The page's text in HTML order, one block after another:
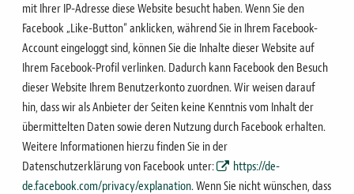
mit Ihrer IP-Adresse diese Website besucht haben. Wenn Sie den
Facebook „Like-Button“ anklicken, während Sie in Ihrem Facebook-
Account eingeloggt sind, können Sie die Inhalte dieser Website auf
Ihrem Facebook-Profil verlinken. Dadurch kann Facebook den Besuch
dieser Website Ihrem Benutzerkonto zuordnen. Wir weisendarauf
hin, dass wir als Anbieter der Seiten keine Kenntnis vom Inhalt der
übermittelten Daten sowie derenNutzung durch Facebook erhalten.
Weitere Informationen hierzu finden Sie in der
Datenschutzerklärungvon Facebook unter:
https://de-
de.facebook.com/privacy/explanation. Wenn Sie nicht wünschen, dass